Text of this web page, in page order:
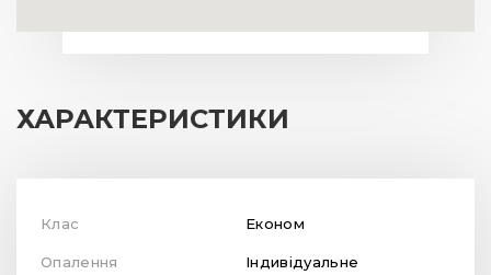
ХАРАКТЕРИСТИКИ
Клас Економ
Опалення Індивідуальне